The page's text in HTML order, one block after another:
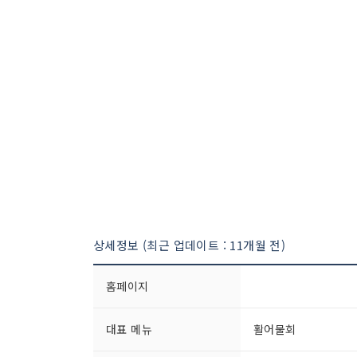
상세정보 (최근 업데이트 : 11개월 전)
홈페이지
대표 메뉴 활어물회